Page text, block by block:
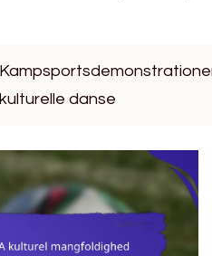
kulturelle danse